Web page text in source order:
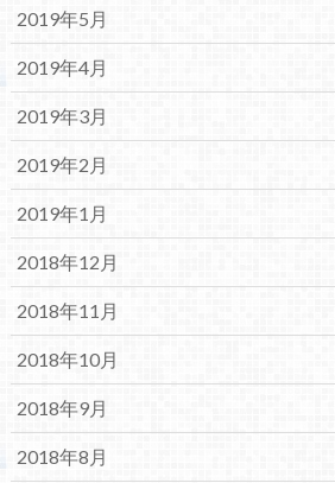
2019年5月
2019年4月
2019年3月
2019年2月
2019年1月
2018年12月
2018年11月
2018年10月
2018年9月
2018年8月